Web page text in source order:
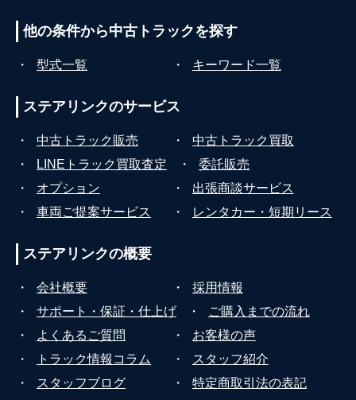
他の条件から中古トラックを探す
・ 型式一覧 ・ キーワード一覧
ステアリンクのサービス
・ 中古トラック販売 ・
中古トラック買取
・
LINEトラック買取査定 ・
委託販売
・
オプション ・
出張商談サービス
・
車両ご提案サービス ・ レンタカー・短期リース
ステアリンクの概要
・ 会社概要 ・
採用情報
・
サポート・保証・仕上げ ・
ご購入までの流れ
・
よくあるご質問 ・
お客様の声
・
トラック情報コラム ・
スタッフ紹介
・
スタッフブログ ・ 特定商取引法の表記